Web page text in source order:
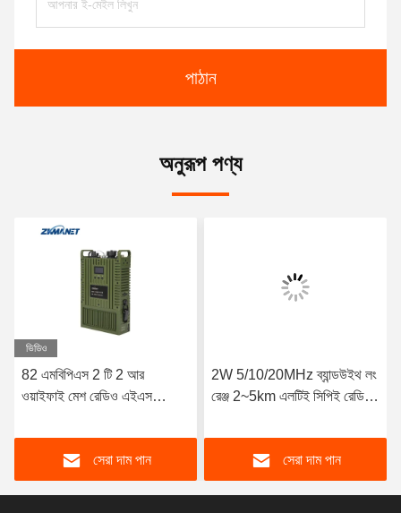
পাঠান
অনুরূপ পণ্য
ভিডিও
82 এমবিপিএস 2 টি 2 আর
ওয়াইফাই মেশ রেডিও এইএস
লেটেন্সি ভিডিও ট্রান্সমিটার
সেরা দাম পান
2W 5/10/20MHz ব্যান্ডউইথ লং
রেঞ্জ 2~5km এলটিই সিপিই রেডিও
সেরা দাম পান